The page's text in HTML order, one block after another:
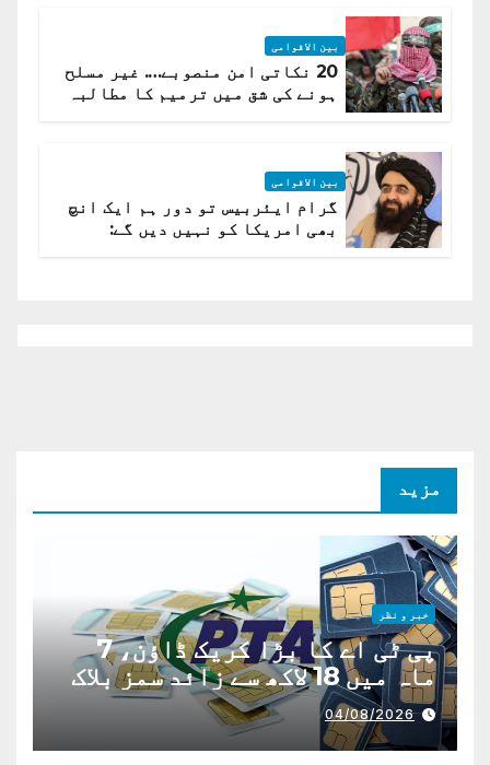
بین الاقوامی
20 نکاتی امن منصوبے…. غیر مسلح
ہونے کی شق میں ترمیم کا مطالبہ
بین الاقوامی
گرام ایئربیس تو دور ہم ایک انچ
بھی امریکا کو نہیں دیں گے:
مزید
خبر و نظر
پی ٹی اے کا بڑا کریک ڈاؤن، 7
ماہ میں 18 لاکھ سے زائد سمز بلاک
04/08/2026